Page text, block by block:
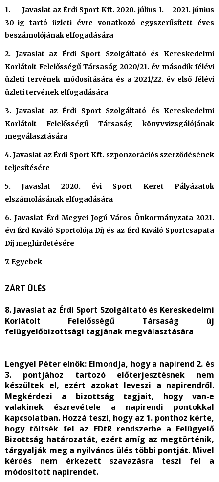
1. Javaslat az Érdi Sport Kft. 2020. július 1. – 2021. június
30-ig tartó üzleti évre vonatkozó egyszerűsített éves
beszámolójának elfogadására
2. Javaslat az Érdi Sport Szolgáltató és Kereskedelmi
Korlátolt Felelősségű Társaság 2020/21. év második félévi
üzleti tervének módosítására és a 2021/22. év első félévi
üzleti tervének elfogadására
3. Javaslat az Érdi Sport Szolgáltató és Kereskedelmi
Korlátolt Felelősségű Társaság könyvvizsgálójának
megválasztására
4. Javaslat az Érdi Sport Kft. szponzorációs szerződésének
teljesítésére
5. Javaslat 2020. évi Sport Keret Pályázatok
elszámolásának elfogadására
6. Javaslat Érd Megyei Jogú Város Önkormányzata 2021.
évi Érd Kiváló Sportolója Díj és az Érd Kiváló Sportcsapata
Díj meghirdetésére
7. Egyebek
ZÁRT ÜLÉS
8. Javaslat az Érdi Sport Szolgáltató és Kereskedelmi
Korlátolt Felelősségű Társaság új
felügyelőbizottsági tagjának megválasztására
Lengyel Péter elnök: Elmondja, hogy a napirend 2. és
3. pontjához tartozó előterjesztésnek nem
készültek el, ezért azokat leveszi a napirendről.
Megkérdezi a bizottság tagjait, hogy van-e
valakinek észrevétele a napirendi pontokkal
kapcsolatban. Hozzá teszi, hogy az 1. ponthoz kérte,
hogy töltsék fel az EDtR rendszerbe a Felügyelő
Bizottság határozatát, ezért amíg az megtörténik,
tárgyalják meg a nyilvános ülés többi pontját. Mivel
kérdés nem érkezett szavazásra teszi fel a
módosított napirendet.